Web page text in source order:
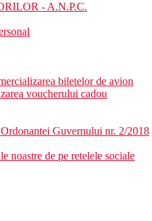
- A.N.P.C.
biletelor de avion
voucherului cadou
Guvernului nr. 2/2018
noastre de pe retelele sociale